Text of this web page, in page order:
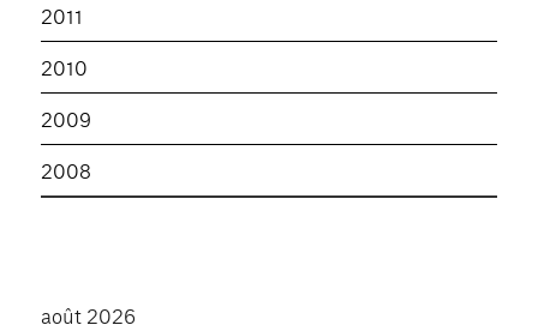
2011
2010
2009
2008
août 2026